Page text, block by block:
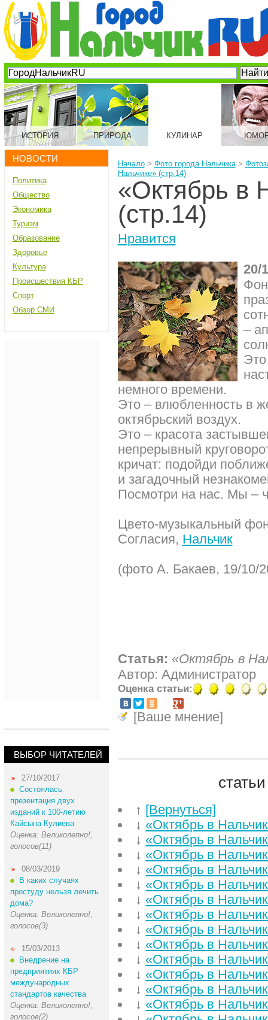
ИСТОРИЯ ПРИРОДА КУЛИНАР
НОВОСТИ
Политика
Общество
Экономика
Туризм
Образование
Здоровье
Культура
Происшествия КБР
Спорт
Обзор СМИ
ВЫБОР ЧИТАТЕЛЕЙ
27/10/2017
Состоялась
презентация двух
изданий к 100-летию
Кайсына Кулиева
Оценка: Великолепно!,
голосов(11)
08/03/2019
В каких случаях
простуду нельзя лечить
дома?
Оценка: Великолепно!,
голосов(3)
15/03/2013
Внедрение на
предприятиях КБР
международных
стандартов качества
Оценка: Великолепно!,
голосов(2)
Начало> Фото города Нальчика>
Нальчике» (стр.14)
«Октябрь в
(стр.14)
Нравится
20/
–
немного времени.
Это – влюбленность в
октябрьский воздух.
Это – красота
непрерывный
кричат: подойди
и загадочный
Посмотри на нас. Мы –
Цвето-музыкальный
Согласия, Нальчик
(фото А. Бакаев, 19/10/
Статья: «Октябрь в
Автор: Администратор
Оценка статьи:
[Ваше мнение]
↑ [Вернуться]
↓ «Октябрь в
↓ «Октябрь в
↓ «Октябрь в
↓ «Октябрь в
↓ «Октябрь в
↓ «Октябрь в
↓ «Октябрь в
↓ «Октябрь в
↓ «Октябрь в
↓ «Октябрь в
↓ «Октябрь в
↓ «Октябрь в
↓ «Октябрь в